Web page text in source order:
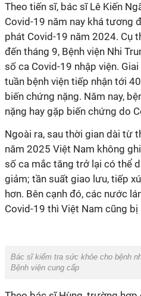
Theo tiến sĩ, bác sĩ Lê Kiến
Covid-19 năm nay khá tương
phát Covid-19 năm 2024. Cụ
đến tháng 9, Bệnh viện Nhi
số ca Covid-19 nhập viện.
tuần bệnh viện tiếp nhận tới
biến chứng nặng. Năm nay,
nặng hay gặp biến chứng do
Ngoài ra, sau thời gian dài từ
năm 2025 Việt Nam không
số ca mắc tăng trở lại có thể
giảm; tần suất giao lưu, tiếp
hơn. Bên cạnh đó, các nước
Covid-19 thì Việt Nam cũng bị
Bác sĩ kiểm tra sức khỏe cho bệnh
Bệnh viện cung cấp